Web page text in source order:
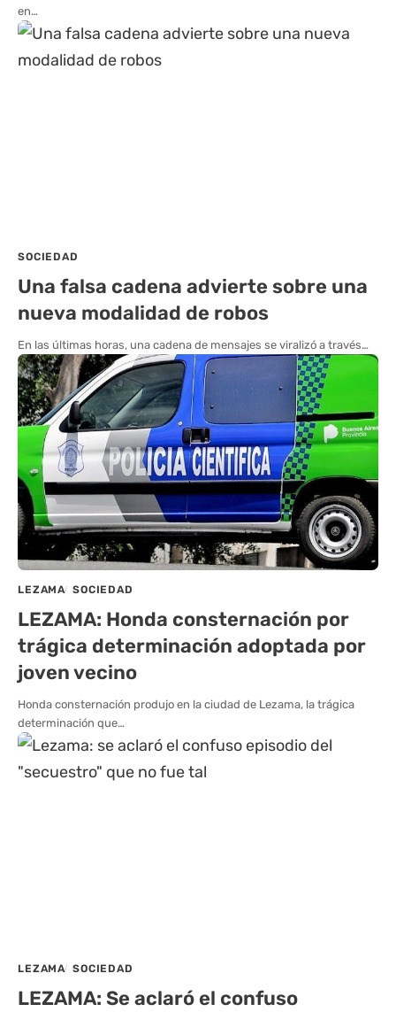
en…
SOCIEDAD
Una falsa cadena advierte sobre una
nueva modalidad de robos
En las últimas horas, una cadena de mensajes se viralizó a través…
LEZAMA SOCIEDAD
LEZAMA: Honda consternación por
trágica determinación adoptada por
joven vecino
Honda consternación produjo en la ciudad de Lezama, la trágica
determinación que…
LEZAMA SOCIEDAD
LEZAMA: Se aclaró el confuso